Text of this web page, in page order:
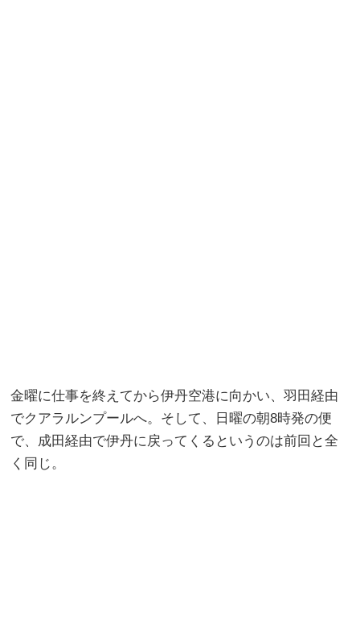
金曜に仕事を終えてから伊丹空港に向かい、羽田経由
でクアラルンプールへ。そして、日曜の朝8時発の便
で、成田経由で伊丹に戻ってくるというのは前回と全
く同じ。